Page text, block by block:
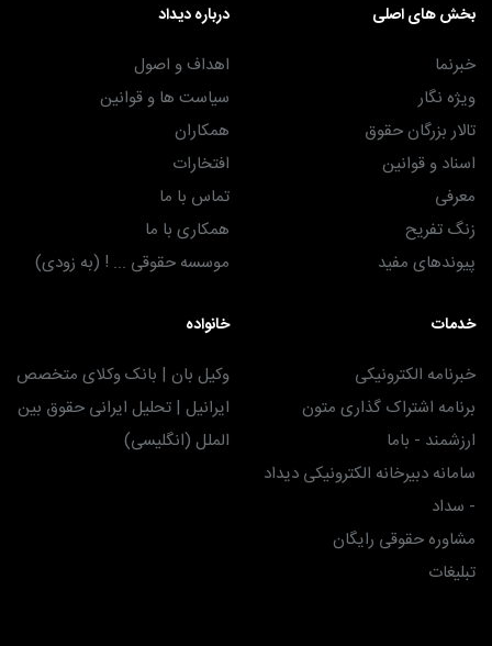
بخش های اصلی
خبرنما
ویژه نگار
تالار بزرگان حقوق
اسناد و قوانین
معرفی
زنگ تفریح
پیوندهای مفید
درباره دیداد
اهداف و اصول
سیاست ها و قوانین
همکاران
افتخارات
تماس با ما
همکاری با ما
موسسه حقوقی ... ! (به زودی)
خدمات
خبرنامه الکترونیکی
برنامه اشتراک گذاری متون
ارزشمند - باما
سامانه دبیرخانه الکترونیکی دیداد
- سداد
مشاوره حقوقی رایگان
تبلیغات
خانواده
وکیل بان | بانک وکلای متخصص
ایرانیل | تحلیل ایرانی حقوق بین
الملل (انگلیسی)